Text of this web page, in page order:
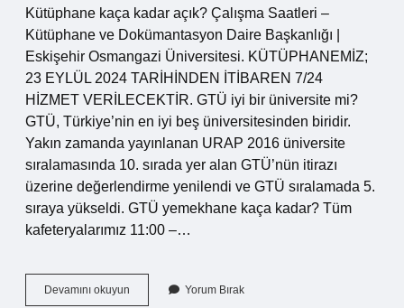
Kütüphane kaça kadar açık? Çalışma Saatleri –
Kütüphane ve Dokümantasyon Daire Başkanlığı |
Eskişehir Osmangazi Üniversitesi. KÜTÜPHANEMİZ;
23 EYLÜL 2024 TARİHİNDEN İTİBAREN 7/24
HİZMET VERİLECEKTİR. GTÜ iyi bir üniversite mi?
GTÜ, Türkiye’nin en iyi beş üniversitesinden biridir.
Yakın zamanda yayınlanan URAP 2016 üniversite
sıralamasında 10. sırada yer alan GTÜ’nün itirazı
üzerine değerlendirme yenilendi ve GTÜ sıralamada 5.
sıraya yükseldi. GTÜ yemekhane kaça kadar? Tüm
kafeteryalarımız 11:00 –…
Devamını okuyun
Kütüphane
Yorum Bırak